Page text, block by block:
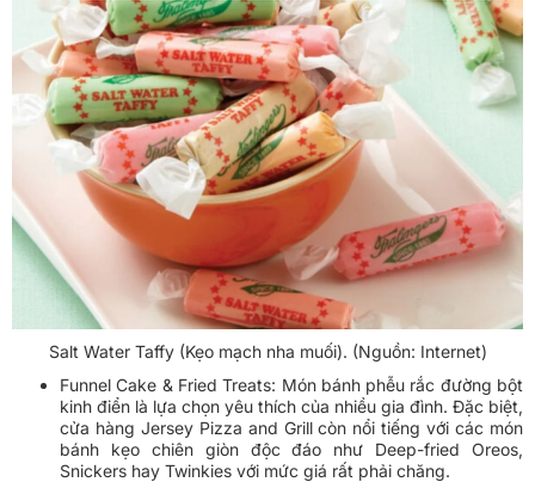
Salt Water Taffy (Kẹo mạch nha muối). (Nguồn: Internet)
Funnel Cake & Fried Treats: Món bánh phễu rắc đường bột
kinh điển là lựa chọn yêu thích của nhiều gia đình. Đặc biệt,
cửa hàng Jersey Pizza and Grill còn nổi tiếng với các món
bánh kẹo chiên giòn độc đáo như Deep-fried Oreos,
Snickers hay Twinkies với mức giá rất phải chăng.